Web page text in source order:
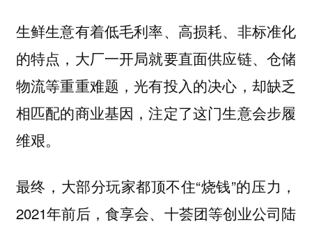
生鲜生意有着低毛利率、高损耗、非标准化
的特点，大厂一开局就要直面供应链、仓储
物流等重重难题，光有投入的决心，却缺乏
相匹配的商业基因，注定了这门生意会步履
维艰。
最终，大部分玩家都顶不住“烧钱”的压力，
2021年前后，食享会、十荟团等创业公司陆